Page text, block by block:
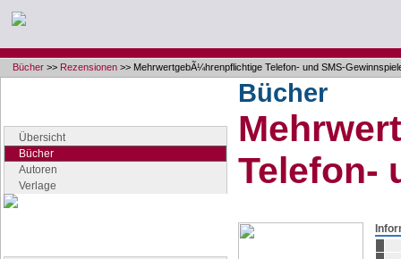
Bücher >> Rezensionen >> MehrwertgebÃ¼hrenpflichtige Telefon- und SMS-
Übersicht
Bücher
Autoren
Verlage
Bücher
Telefon-